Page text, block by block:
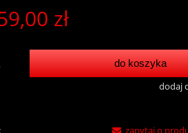
nie zawiera ewentualnych kosztów
zł
do koszyka
dodaj
zapytaj o